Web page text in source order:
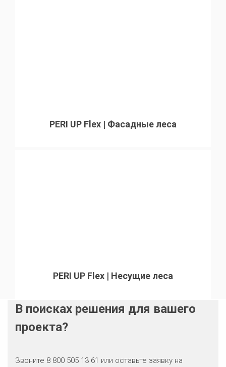
PERI UP Flex | Фасадные леса
PERI UP Flex | Несущие леса
В поисках решения для вашего
проекта?
Звоните 8 800 505 13 61 или оставьте заявку на